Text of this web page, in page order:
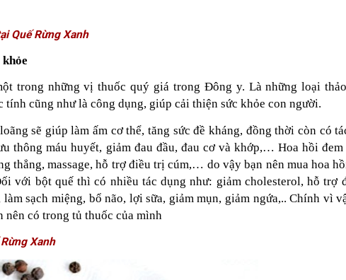
Quế Rừng Xanh
trong những vị thuốc quý giá trong Đông y. Là những loại
cũng như là công dụng, giúp cải thiện sức khỏe con người.
sẽ giúp làm ấm cơ thể, tăng sức đề kháng, đồng thời còn có
thông máu huyết, giảm đau đầu, đau cơ và khớp,… Hoa hồi
thẳng, massage, hỗ trợ điều trị cúm,… do vậy bạn nên mua hoa
với bột quế thì có nhiều tác dụng như: giảm cholesterol, hỗ trợ
sạch miệng, bổ não, lợi sữa, giảm mụn, giảm ngứa,.. Chính vì
nên có trong tủ thuốc của mình
Xanh